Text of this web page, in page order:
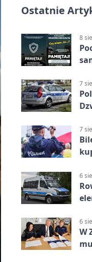
Ostatnie
8
7
7
6
6
W